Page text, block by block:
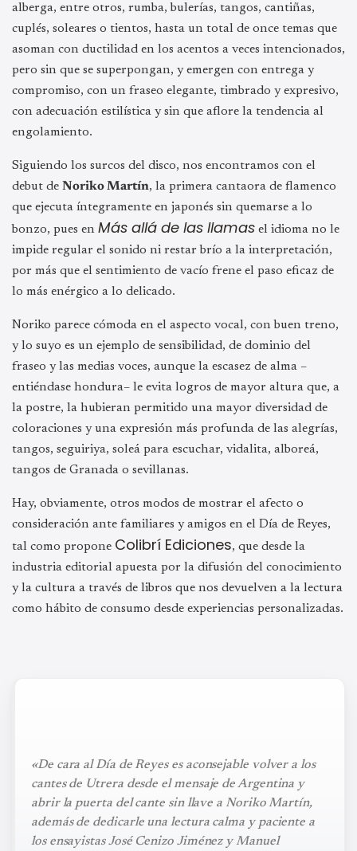
alberga, entre otros, rumba, bulerías, tangos, cantiñas,
cuplés, soleares o tientos, hasta un total de once temas que
asoman con ductilidad en los acentos a veces intencionados,
pero sin que se superpongan, y emergen con entrega y
compromiso, con un fraseo elegante, timbrado y expresivo,
con adecuación estilística y sin que aflore la tendencia al
engolamiento.
Siguiendo los surcos del disco, nos encontramos con el
debut de Noriko Martín, la primera cantaora de flamenco
que ejecuta íntegramente en japonés sin quemarse a lo
bonzo, pues en Más allá de las llamas el idioma no le
impide regular el sonido ni restar brío a la interpretación,
por más que el sentimiento de vacío frene el paso eficaz de
lo más enérgico a lo delicado.
Noriko parece cómoda en el aspecto vocal, con buen treno,
y lo suyo es un ejemplo de sensibilidad, de dominio del
fraseo y las medias voces, aunque la escasez de alma –
entiéndase hondura– le evita logros de mayor altura que, a
la postre, la hubieran permitido una mayor diversidad de
coloraciones y una expresión más profunda de las alegrías,
tangos, seguiriya, soleá para escuchar, vidalita, alboreá,
tangos de Granada o sevillanas.
Hay, obviamente, otros modos de mostrar el afecto o
consideración ante familiares y amigos en el Día de Reyes,
tal como propone Colibrí Ediciones, que desde la
industria editorial apuesta por la difusión del conocimiento
y la cultura a través de libros que nos devuelven a la lectura
como hábito de consumo desde experiencias personalizadas.
«De cara al Día de Reyes es aconsejable volver a los
cantes de Utrera desde el mensaje de Argentina y
abrir la puerta del cante sin llave a Noriko Martín,
además de dedicarle una lectura calma y paciente a
los ensayistas José Cenizo Jiménez y Manuel